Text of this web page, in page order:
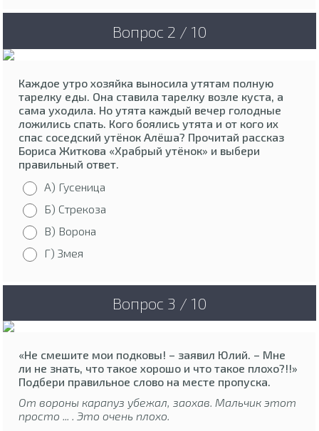
Вопрос 2 / 10
Каждое утро хозяйка выносила утятам полную
тарелку еды. Она ставила тарелку возле куста, а
сама уходила. Но утята каждый вечер голодные
ложились спать. Кого боялись утята и от кого их
спас соседский утёнок Алёша? Прочитай рассказ
Бориса Житкова «Храбрый утёнок» и выбери
правильный ответ.
А) Гусеница
Б) Стрекоза
В) Ворона
Г) Змея
Вопрос 3 / 10
«Не смешите мои подковы! – заявил Юлий. – Мне
ли не знать, что такое хорошо и что такое плохо?!!»
Подбери правильное слово на месте пропуска.
От вороны карапуз убежал, заохав. Мальчик этот
просто ... . Это очень плохо.